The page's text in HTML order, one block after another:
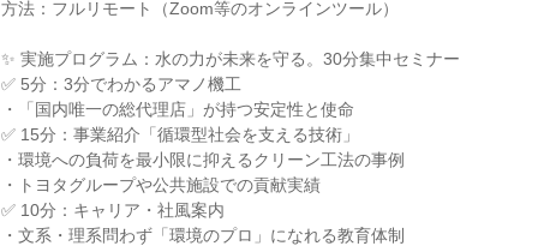
方法：フルリモート（Zoom等のオンラインツール）
✨ 実施プログラム：水の力が未来を守る。30分集中セミナー
✅ 5分：3分でわかるアマノ機工
・「国内唯一の総代理店」が持つ安定性と使命
✅ 15分：事業紹介「循環型社会を支える技術」
・環境への負荷を最小限に抑えるクリーン工法の事例
・トヨタグループや公共施設での貢献実績
✅ 10分：キャリア・社風案内
・文系・理系問わず「環境のプロ」になれる教育体制